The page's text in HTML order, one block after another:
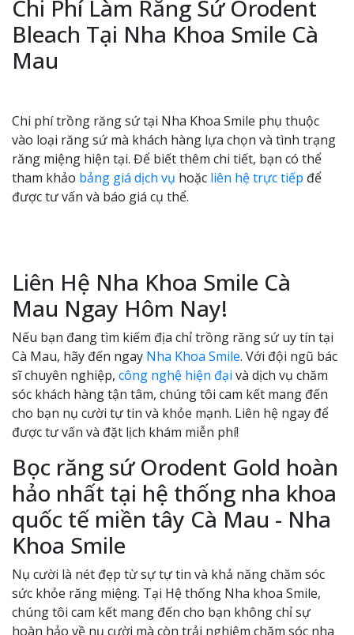
Chi Phí Làm Răng Sứ Orodent
Bleach Tại Nha Khoa Smile Cà
Mau
Chi phí trồng răng sứ tại Nha Khoa Smile phụ thuộc
vào loại răng sứ mà khách hàng lựa chọn và tình trạng
răng miệng hiện tại. Để biết thêm chi tiết, bạn có thể
tham khảo bảng giá dịch vụ hoặc liên hệ trực tiếp để
được tư vấn và báo giá cụ thể.
Liên Hệ Nha Khoa Smile Cà
Mau Ngay Hôm Nay!
Nếu bạn đang tìm kiếm địa chỉ trồng răng sứ uy tín tại
Cà Mau, hãy đến ngay Nha Khoa Smile. Với đội ngũ bác
sĩ chuyên nghiệp, công nghệ hiện đại và dịch vụ chăm
sóc khách hàng tận tâm, chúng tôi cam kết mang đến
cho bạn nụ cười tự tin và khỏe mạnh. Liên hệ ngay để
được tư vấn và đặt lịch khám miễn phí!
Bọc răng sứ Orodent Gold hoàn
hảo nhất tại hệ thống nha khoa
quốc tế miền tây Cà Mau - Nha
Khoa Smile
Nụ cười là nét đẹp từ sự tự tin và khả năng chăm sóc
sức khỏe răng miệng. Tại Hệ thống Nha khoa Smile,
chúng tôi cam kết mang đến cho bạn không chỉ sự
hoàn hảo về nụ cười mà còn trải nghiệm chăm sóc nha